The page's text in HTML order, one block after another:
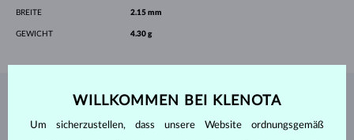
BREITE 2.15 mm
GEWICHT 4.30 g
SCHMUCK AUS DEMKLENOTA ATELIER
WILLKOMMEN BEI KLENOTA
Um sicherzustellen, dass unsere Website ordnungsgemäß